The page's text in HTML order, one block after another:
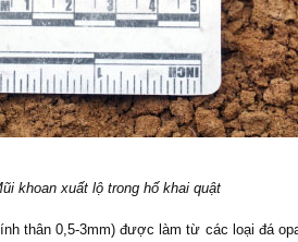
ũi khoan xuất lộ trong hố khai quật
thân 0,5-3mm) được làm từ các loại đá